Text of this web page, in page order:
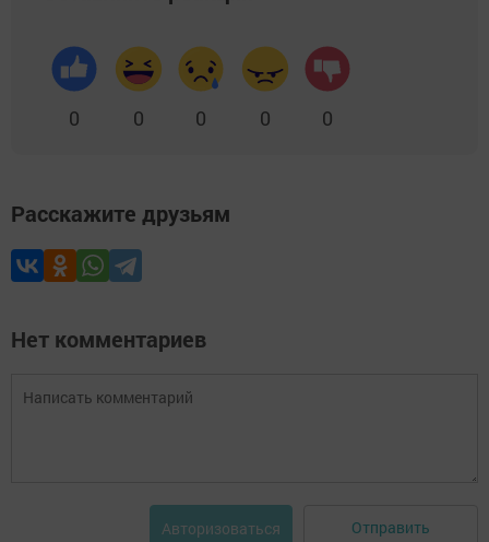
0 0 0 0 0
Расскажите друзьям
Нет комментариев
Авторизоваться Отправить